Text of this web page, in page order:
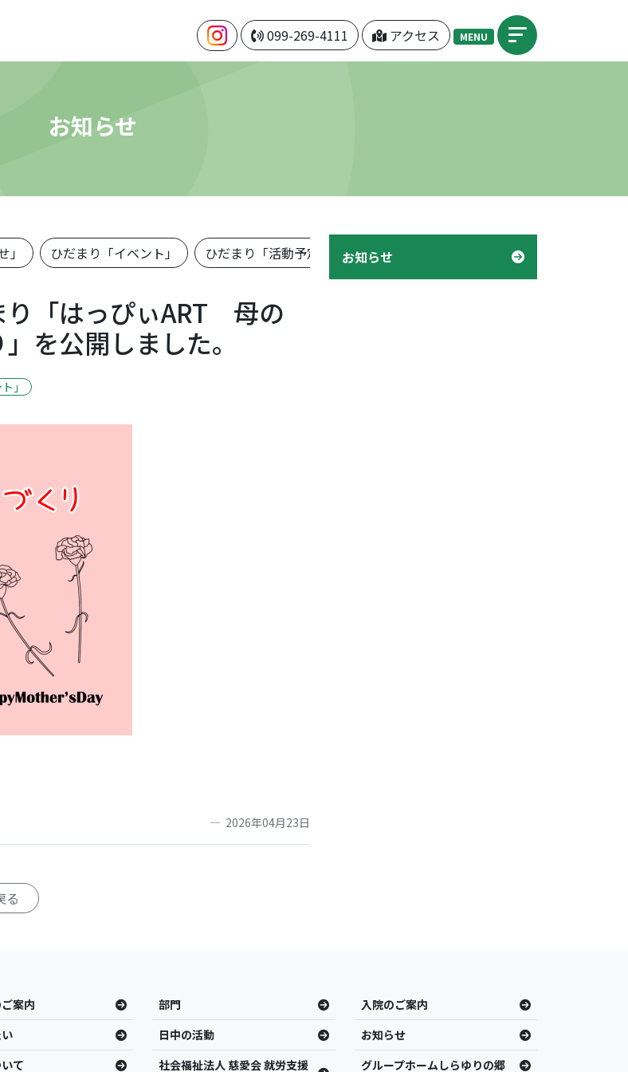
099-269-4111 アクセス MENU
お知らせ
」 ひだまり「イベント」 ひだまり「活動予定表」 機関紙「つぼみ」 デイケア「様子」
り「はっぴぃART 母の
を公開しました。
」
2026年04月23日
る
お知らせ
案内 部門
入院のご案内
日中の活動
お知らせ
て
社会福祉法人 慈愛会 就労支援 グループホームしらゆりの郷